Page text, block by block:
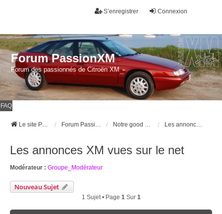
Connexion
S’enregistrer
Forum PassionXM
Forum des passionnés de Citroën XM
FAQ
Le site Passion XM Forum Passion XM Notre good corner ! Les annonces XM vues sur le net
Les annonces XM vues sur le net
Modérateur : Groupe_Modérateur
Nouveau Sujet
1 Sujet • Page 1Sur 1